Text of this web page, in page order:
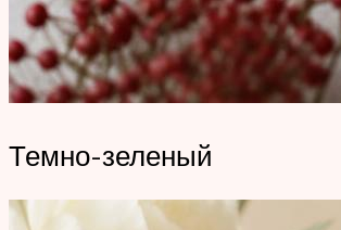
Темно-зеленый